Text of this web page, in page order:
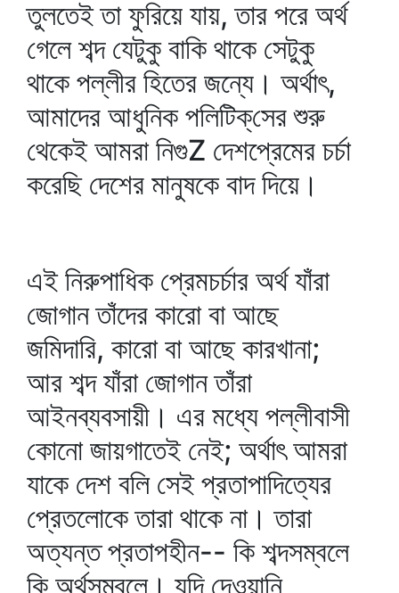
তুলতেই তা ফুরিয়ে যায়, তার পরে অর্থ
গেলে শব্দ যেটুকু বাকি থাকে সেটুকু
থাকে পল্লীর হিতের জন্যে। অর্থাৎ,
আমাদের আধুনিক পলিটিক্‌সের শুরু
থেকেই আমরা নিগুZ দেশপ্রেমের চর্চা
করেছি দেশের মানুষকে বাদ দিয়ে।
এই নিরুপাধিক প্রেমচর্চার অর্থ যাঁরা
জোগান তাঁদের কারো বা আছে
জমিদারি, কারো বা আছে কারখানা;
আর শব্দ যাঁরা জোগান তাঁরা
আইনব্যবসায়ী। এর মধ্যে পল্লীবাসী
কোনো জায়গাতেই নেই; অর্থাৎ আমরা
যাকে দেশ বলি সেই প্রতাপাদিত্যের
প্রেতলোকে তারা থাকে না। তারা
অত্যন্ত প্রতাপহীন-- কি শব্দসম্বলে
কি অর্থসম্বলে। যদি দেওয়ানি